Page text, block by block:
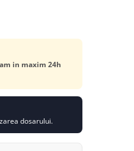
in maxim 24h
dosarului.